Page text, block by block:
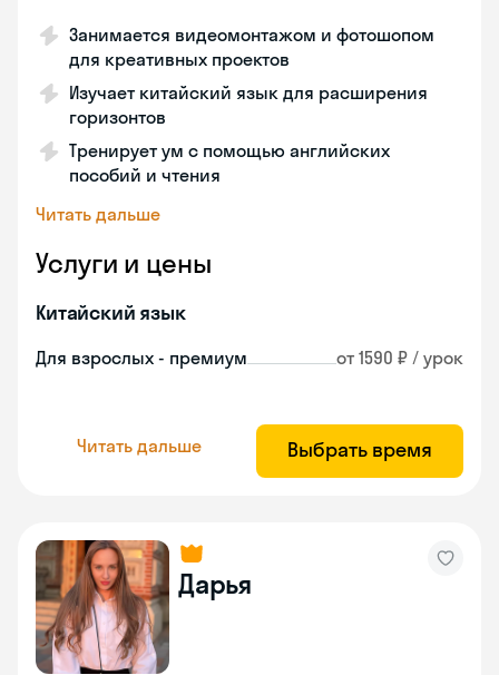
Занимается видеомонтажом и фотошопом
для креативных проектов
Изучает китайский язык для расширения
горизонтов
Тренирует ум с помощью английских
пособий и чтения
Читать дальше
Услуги и цены
Китайский язык
Для взрослых - премиум от 1590 ₽ / урок
Читать дальше Выбрать время
Дарья